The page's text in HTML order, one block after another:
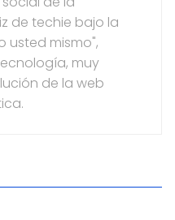
de techie bajo la
usted mismo",
muy
de la web